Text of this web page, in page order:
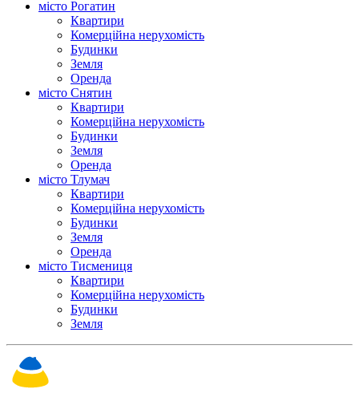
місто Рогатин
Квартири
Комерційна нерухомість
Будинки
Земля
Оренда
місто Снятин
Квартири
Комерційна нерухомість
Будинки
Земля
Оренда
місто Тлумач
Квартири
Комерційна нерухомість
Будинки
Земля
Оренда
місто Тисмениця
Квартири
Комерційна нерухомість
Будинки
Земля